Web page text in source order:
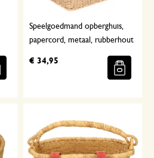
Speelgoedmand opberghuis,
papercord, metaal, rubberhout
€ 34,95